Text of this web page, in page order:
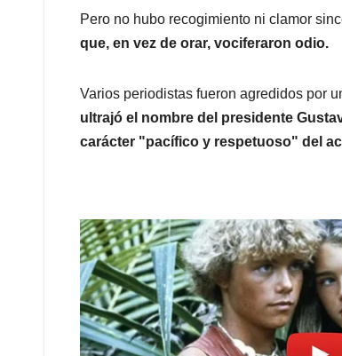
Pero no hubo recogimiento ni clamor
que, en vez de orar, vociferaron odio.
Varios periodistas fueron agredidos por
ultrajó el nombre del presidente
carácter "pacífico y respetuoso" del